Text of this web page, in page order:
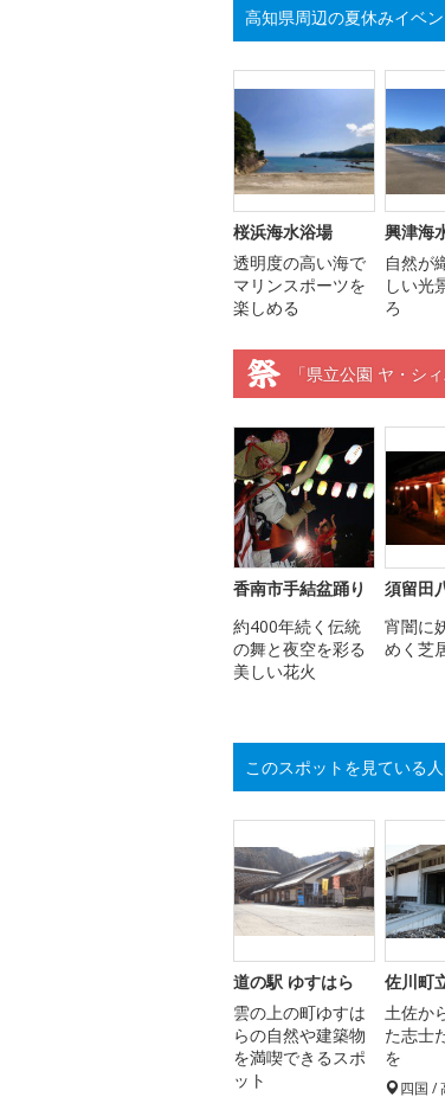
高知県周辺の夏休みイベ
桜浜海水浴場
透明度の高い海で
マリンスポーツを
楽しめる
興津海
自然が
しい光
ろ
「県立公園 ヤ・シ
香南市手結盆踊り
約400年続く伝統
の舞と夜空を彩る
美しい花火
須留田
宵闇に
めく芝
このスポットを見ている
道の駅 ゆすはら
雲の上の町ゆすは
らの自然や建築物
を満喫できるスポ
ット
佐川町
土佐か
た志士
を
四国 /